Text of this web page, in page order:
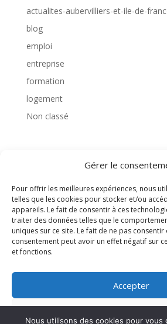
Gérer le
Pour offrir les meilleures expériences, nous
telles que les cookies pour stocker et/ou
appareils. Le fait de consentir à ces
traiter des données telles que le
uniques sur ce site. Le fait de ne pas
consentement peut avoir un effet négatif sur
et fonctions.
Accepter
actualites-aubervilliers-et-ile-de-
blog
emploi
entreprise
formation
logement
Non classé
Nous utilisons des cookies pour vous